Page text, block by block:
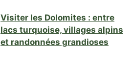
Visiter les Dolomites : entre
lacs turquoise, villages alpins
et randonnées grandioses